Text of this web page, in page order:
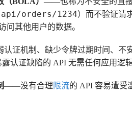
orders/1234）而不验证请
问其他用户的数据。
证机制、缺少令牌过期时间、不
认证缺陷的 API 无需任何应用逻
——没有合理 限流的 API 容易遭受